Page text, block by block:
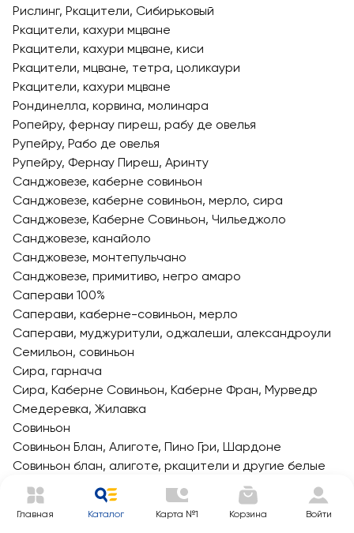
Рислинг, Ркацители, Сибирьковый
Ркацители, кахури мцване
Ркацители, кахури мцване, киси
Ркацители, мцване, тетра, цоликаури
Ркацители, кахури мцване
Рондинелла, корвина, молинара
Ропейру, фернау пиреш, рабу де овелья
Рупейру, Рабо де овелья
Рупейру, Фернау Пиреш, Аринту
Санджовезе, каберне совиньон
Санджовезе, каберне совиньон, мерло, сира
Санджовезе, Каберне Совиньон, Чильеджоло
Санджовезе, канайоло
Санджовезе, монтепульчано
Санджовезе, примитиво, негро амаро
Саперави 100%
Саперави, каберне-совиньон, мерло
Саперави, муджуритули, оджалеши, александроули
Семильон, совиньон
Сира, гарнача
Сира, Каберне Совиньон, Каберне Фран, Мурведр
Смедеревка, Жилавка
Совиньон
Совиньон Блан, Алиготе, Пино Гри, Шардоне
Совиньон блан, алиготе, ркацители и другие белые
сорта
Треббьяно
Треббьяно, мальвазия, мускат белый
Главная Каталог Карта №1 Корзина Войти